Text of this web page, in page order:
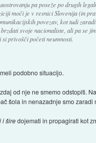
pa poseže po drugih
moči je v resnici Slovenija (in
povezav, kot tudi
svoje nacionaliste, ali pa se
privošči početi neumnosti.
podobno situacijo.
od nje ne smemo odstopiti.
šola in nenazadnje smo zaradi
i širedojemati in propagirati kot